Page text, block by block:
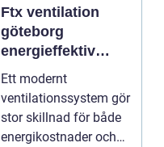
Ftx ventilation
göteborg
energieffektiv
lösning för ett
bättre
inomhusklimat
Ett modernt
ventilationssystem gör
stor skillnad för både
energikostnader och